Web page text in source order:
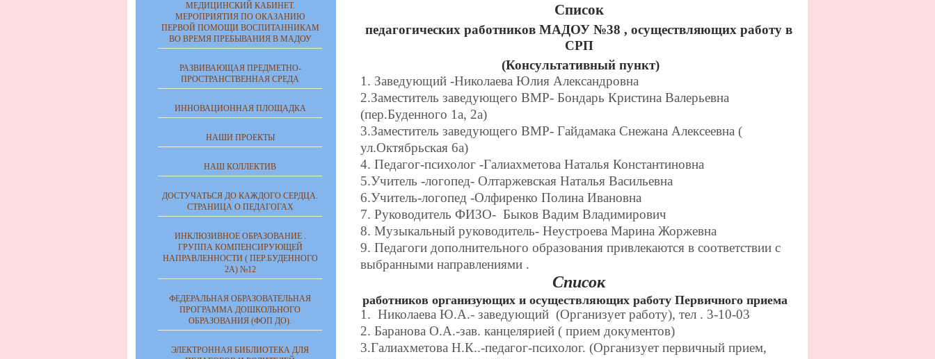
Список
педагогических работников МАДОУ №38 , осуществляющих работу в
СРП
(Консультативный пункт)
1. Заведующий -Николаева Юлия Александровна
2.Заместитель заведующего ВМР- Бондарь Кристина Валерьевна
(пер.Буденного 1а, 2а)
3.Заместитель заведующего ВМР- Гайдамака Снежана Алексеевна (
ул.Октябрьская 6а)
4. Педагог-психолог -Галиахметова Наталья Константиновна
5.Учитель -логопед- Олтаржевская Наталья Васильевна
6.Учитель-логопед -Олфиренко Полина Ивановна
7. Руководитель ФИЗО- Быков Вадим Владимирович
8. Музыкальный руководитель- Неустроева Марина Жоржевна
9. Педагоги дополнительного образования привлекаются в соответствии с
выбранными направлениями .
Список
работников организующих и осуществляющих работу Первичного приема
1. Николаева Ю.А.- заведующий (Организует работу), тел . 3-10-03
2. Баранова О.А.-зав. канцелярией ( прием документов)
3.Галиахметова Н.К..-педагог-психолог. (Организует первичный прием,
МЕДИЦИНСКИЙ КАБИНЕТ.
МЕРОПРИЯТИЯ ПО ОКАЗАНИЮ
ПЕРВОЙ ПОМОЩИ ВОСПИТАННИКАМ
ВО ВРЕМЯ ПРЕБЫВАНИЯ В МАДОУ
РАЗВИВАЮЩАЯ ПРЕДМЕТНО-
ПРОСТРАНСТВЕННАЯ СРЕДА
ИННОВАЦИОННАЯ ПЛОЩАДКА
НАШИ ПРОЕКТЫ
НАШ КОЛЛЕКТИВ
ДОСТУЧАТЬСЯ ДО КАЖДОГО СЕРДЦА.
СТРАНИЦА О ПЕДАГОГАХ
ИНКЛЮЗИВНОЕ ОБРАЗОВАНИЕ .
ГРУППА КОМПЕНСИРУЮЩЕЙ
НАПРАВЛЕННОСТИ ( ПЕР.БУДЕННОГО
2А) №12
ФЕДЕРАЛЬНАЯ ОБРАЗОВАТЕЛЬНАЯ
ПРОГРАММА ДОШКОЛЬНОГО
ОБРАЗОВАНИЯ (ФОП ДО).
ЭЛЕКТРОННАЯ БИБЛИОТЕКА ДЛЯ